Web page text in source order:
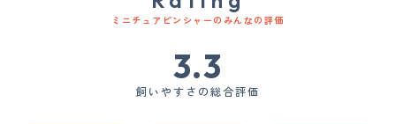
ミニチュアピンシャーのみんなの評価
3.3
飼いやすさの総合評価